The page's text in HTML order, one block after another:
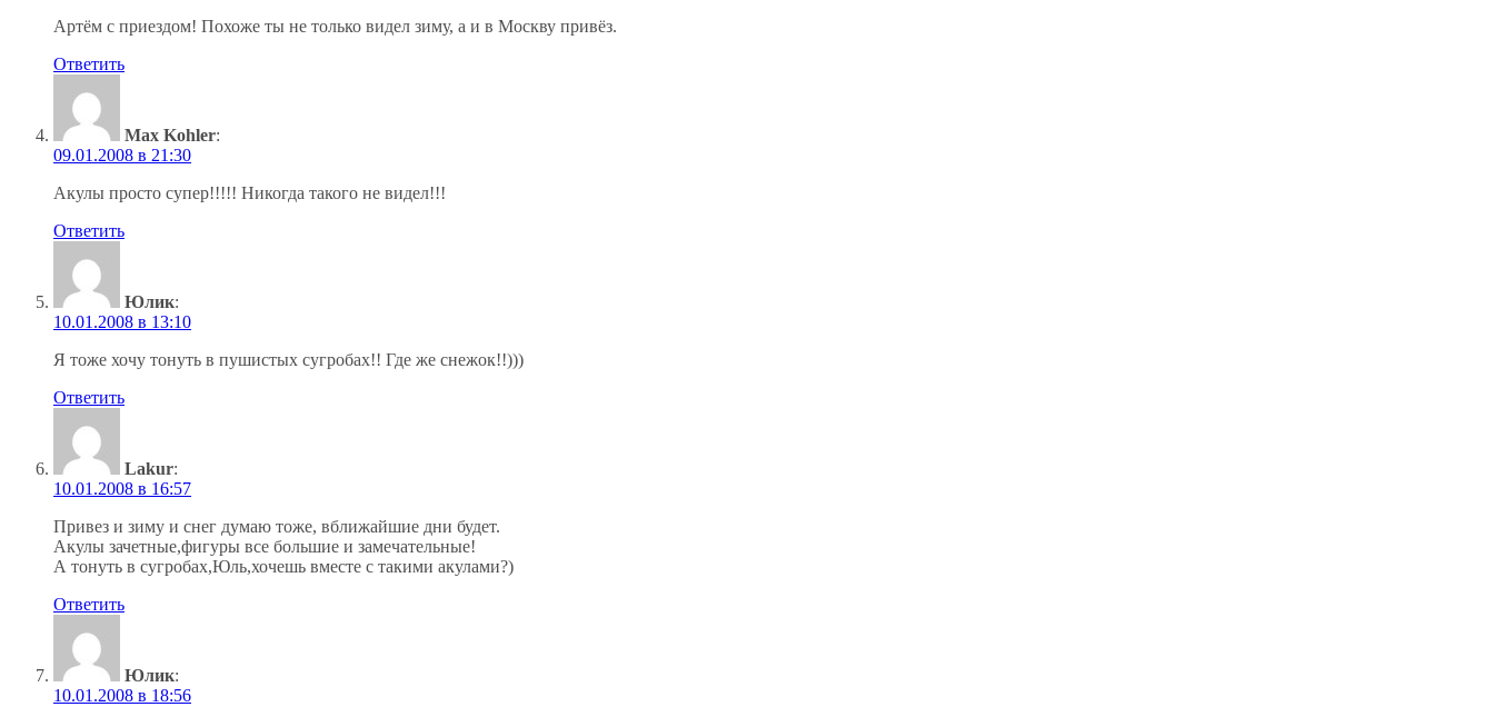
Артём с приездом! Похоже ты не только видел зиму, а и в Москву привёз.
Ответить
Max Kohler:
09.01.2008 в 21:30
Акулы просто супер!!!!! Никогда такого не видел!!!
Ответить
Юлик:
10.01.2008 в 13:10
Я тоже хочу тонуть в пушистых сугробах!! Где же снежок!!)))
Ответить
Lakur:
10.01.2008 в 16:57
Привез и зиму и снег думаю тоже, вближайшие дни будет.
Акулы зачетные,фигуры все большие и замечательные!
А тонуть в сугробах,Юль,хочешь вместе с такими акулами?)
Ответить
Юлик:
10.01.2008 в 18:56